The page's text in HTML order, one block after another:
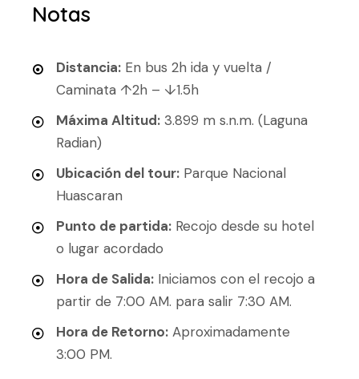
Notas
Distancia: En bus 2h ida y vuelta /
Caminata ↑2h – ↓1.5h
Máxima Altitud: 3.899 m s.n.m. (Laguna
Radian)
Ubicación del tour: Parque Nacional
Huascaran
Punto de partida: Recojo desde su hotel
o lugar acordado
Hora de Salida: Iniciamos con el recojo a
partir de 7:00 AM. para salir 7:30 AM.
Hora de Retorno: Aproximadamente
3:00 PM.